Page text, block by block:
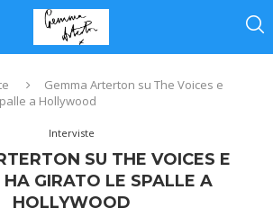
Gemma Arterton su The Voices e
a Hollywood
Interviste
SU THE VOICES E
HA GIRATO LE SPALLE A
HOLLYWOOD